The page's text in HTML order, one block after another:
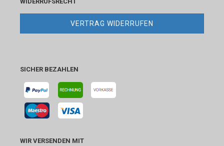
VERTRAG WIDERRUFEN
SICHER BEZAHLEN
WIR VERSENDEN MIT